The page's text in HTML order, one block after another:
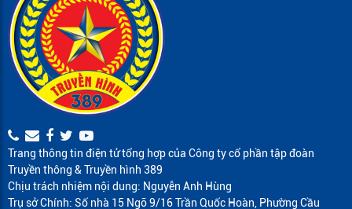
Trang thông tin điện tử tổng hợp của Công ty cổ phần tập đoàn
Truyền thông & Truyền hình 389
Chịu trách nhiệm nội dung: Nguyễn Anh Hùng
Trụ sở Chính: Số nhà 15 Ngõ 9/16 Trần Quốc Hoàn, Phường Cầu